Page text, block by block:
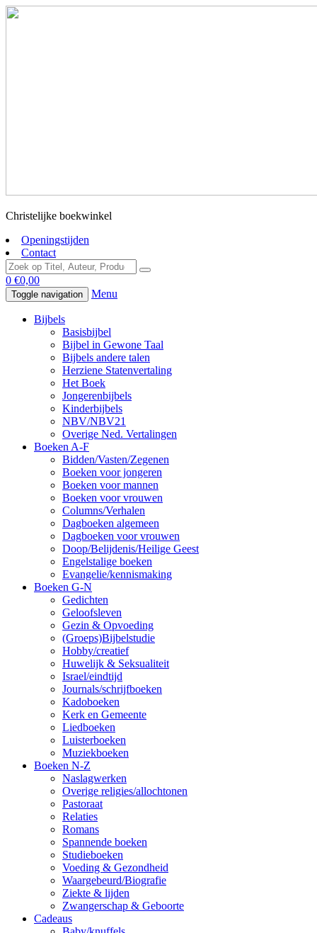
Christelijke boekwinkel
Openingstijden
Contact
0 €0,00
Toggle navigation Menu
Bijbels
Basisbijbel
Bijbel in Gewone Taal
Bijbels andere talen
Herziene Statenvertaling
Het Boek
Jongerenbijbels
Kinderbijbels
NBV/NBV21
Overige Ned. Vertalingen
Boeken A-F
Bidden/Vasten/Zegenen
Boeken voor jongeren
Boeken voor mannen
Boeken voor vrouwen
Columns/Verhalen
Dagboeken algemeen
Dagboeken voor vrouwen
Doop/Belijdenis/Heilige Geest
Engelstalige boeken
Evangelie/kennismaking
Boeken G-N
Gedichten
Geloofsleven
Gezin & Opvoeding
(Groeps)Bijbelstudie
Hobby/creatief
Huwelijk & Seksualiteit
Israel/eindtijd
Journals/schrijfboeken
Kadoboeken
Kerk en Gemeente
Liedboeken
Luisterboeken
Muziekboeken
Boeken N-Z
Naslagwerken
Overige religies/allochtonen
Pastoraat
Relaties
Romans
Spannende boeken
Studieboeken
Voeding & Gezondheid
Waargebeurd/Biografie
Ziekte & lijden
Zwangerschap & Geboorte
Cadeaus